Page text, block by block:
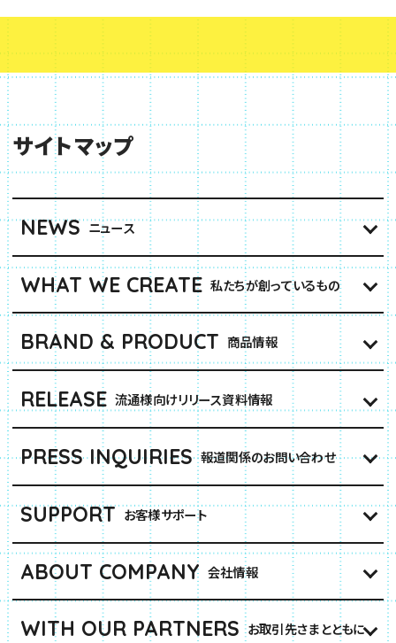
サイトマップ
NEWS ニュース
WHAT WE CREATE 私たちが創っているもの
BRAND & PRODUCT 商品情報
RELEASE 流通様向けリリース資料情報
PRESS INQUIRIES 報道関係のお問い合わせ
SUPPORT お客様サポート
ABOUT COMPANY 会社情報
WITH OUR PARTNERS お取引先さまとともに